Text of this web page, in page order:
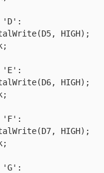
HIGH);
HIGH);
HIGH);